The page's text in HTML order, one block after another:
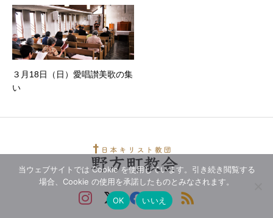
３月18日（日）愛唱讃美歌の集
い
当ウェブサイトでは Cookie を使用しています。引き続き閲覧する
場合、Cookie の使用を承諾したものとみなされます。
OK
いいえ